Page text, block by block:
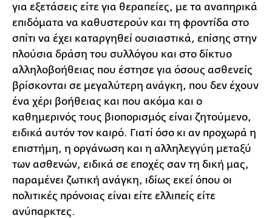
για εξετάσεις είτε για θεραπείες, με τα αναπηρικά
επιδόματα να καθυστερούν και τη φροντίδα στο
σπίτι να έχει καταργηθεί ουσιαστικά, επίσης στην
πλούσια δράση του συλλόγου και στο δίκτυο
αλληλοβοήθειας που έστησε για όσους ασθενείς
βρίσκονται σε μεγαλύτερη ανάγκη, που δεν έχουν
ένα χέρι βοήθειας και που ακόμα και ο
καθημερινός τους βιοπορισμός είναι ζητούμενο,
ειδικά αυτόν τον καιρό. Γιατί όσο κι αν προχωρά η
επιστήμη, η οργάνωση και η αλληλεγγύη μεταξύ
των ασθενών, ειδικά σε εποχές σαν τη δική μας,
παραμένει ζωτική ανάγκη, ιδίως εκεί όπου οι
πολιτικές πρόνοιας είναι είτε ελλιπείς είτε
ανύπαρκτες.